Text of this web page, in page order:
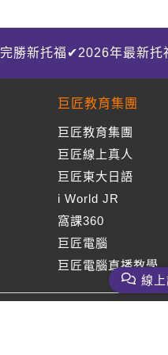
完勝新托福✔2026年最新托
巨匠教育集團
巨匠教育集團
巨匠線上真人
巨匠東大日語
i World JR
窩課360
巨匠電腦
巨匠電腦直播教學
線